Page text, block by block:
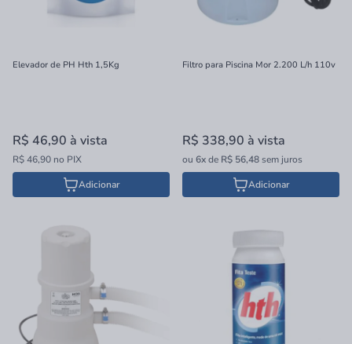
Elevador de PH Hth 1,5Kg
R$ 46,90 à vista
R$ 46,90 no PIX
Adicionar
Filtro para Piscina Mor 2.200 L/h 110v
R$ 338,90 à vista
ou 6xde R$ 56,48sem juros
Adicionar